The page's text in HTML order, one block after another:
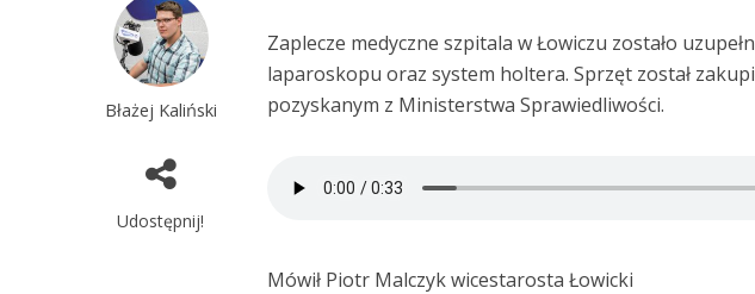
Błażej Kaliński
Udostępnij!
Zaplecze medyczne szpitala w Łowiczu zostało
laparoskopu oraz system holtera. Sprzęt został
pozyskanym z Ministerstwa Sprawiedliwości.
Mówił Piotr Malczyk wicestarosta Łowicki